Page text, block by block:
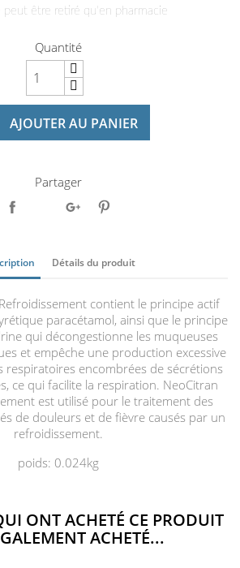
peut être retiré qu'en pharmacie
Quantité
AJOUTER AU PANIER
Partager
Détails du produit
contient le principe actif
paracétamol, ainsi que le principe
qui décongestionne les muqueuses
et empêche une production excessive
respiratoires encombrées de sécrétions
ce qui facilite la respiration. NeoCitran
est utilisé pour le traitement des
de douleurs et de fièvre causés par un
refroidissement.
poids: 0.024kg
ONT ACHETÉ CE PRODUIT
ACHETÉ...